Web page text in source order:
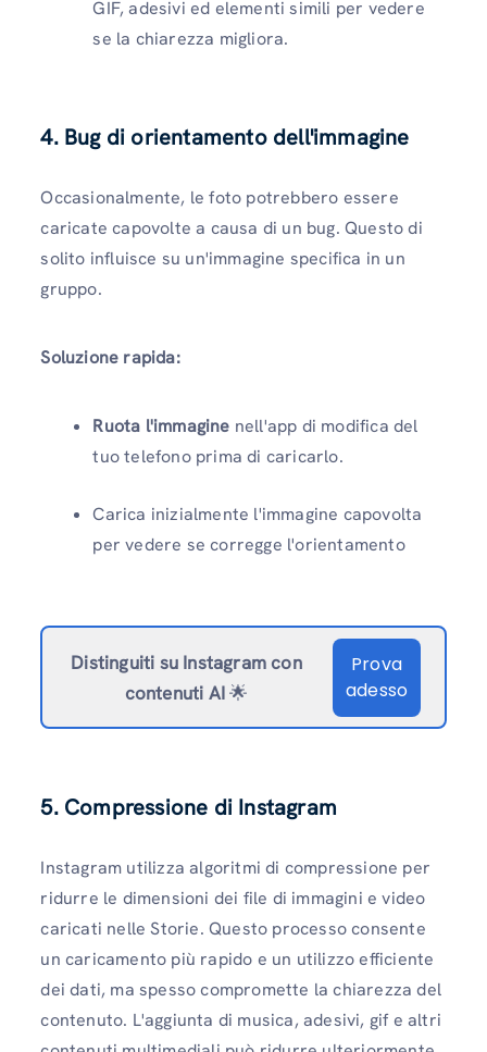
GIF, adesivi ed elementi simili per vedere
se la chiarezza migliora.
4. Bug di orientamento dell'immagine
Occasionalmente, le foto potrebbero essere
caricate capovolte a causa di un bug. Questo di
solito influisce su un'immagine specifica in un
gruppo.
Soluzione rapida:
Ruota l'immagine nell'app di modifica del
tuo telefono prima di caricarlo.
Carica inizialmente l'immagine capovolta
per vedere se corregge l'orientamento
Distinguiti su Instagramcon
contenuti AI🌟
Prova
adesso
5. Compressione di Instagram
Instagram utilizza algoritmi di compressione per
ridurre le dimensioni dei file di immagini e video
caricati nelle Storie. Questo processo consente
un caricamento più rapido e un utilizzo efficiente
dei dati, ma spesso compromette la chiarezza del
contenuto. L'aggiunta di musica, adesivi, gif e altri